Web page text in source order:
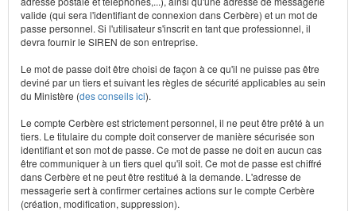
valide (qui sera l'identifiant de connexion dans Cerbère) et un mot de
passe personnel. Si l'utilisateur s'inscrit en tant que professionnel, il
devra fournir le SIREN de son entreprise.
Le mot de passe doit être choisi de façon à ce qu'il ne puisse pas être
deviné par un tiers et suivant les règles de sécurité applicables au sein
du Ministère (des conseils ici).
Le compte Cerbère est strictement personnel, il ne peut être prêté à un
tiers. Le titulaire du compte doit conserver de manière sécurisée son
identifiant et son mot de passe. Ce mot de passe ne doit en aucun cas
être communiquer à un tiers quel qu'il soit. Ce mot de passe est chiffré
dans Cerbère et ne peut être restitué à la demande. L'adresse de
messagerie sert à confirmer certaines actions sur le compte Cerbère
(création, modification, suppression).